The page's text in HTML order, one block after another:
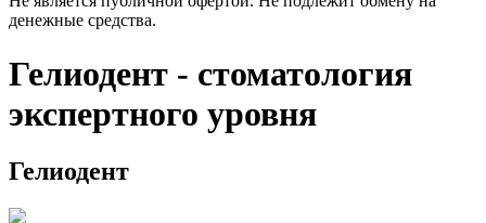
денежные средства.
Гелиодент - стоматология
экспертного уровня
Гелиодент